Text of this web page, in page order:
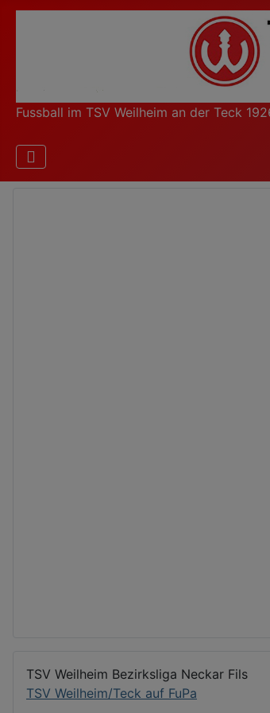
Fussball im TSV Weilheim an der Teck
TSV Weilheim Bezirksliga Neckar Fils
TSV Weilheim/Teck auf FuPa